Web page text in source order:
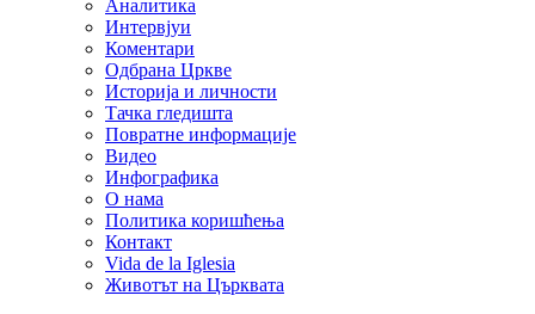
Аналитика
Интервјуи
Коментари
Одбрана Цркве
Историја и личности
Тачка гледишта
Повратне информације
Видео
Инфографика
О нама
Политика коришћења
Контакт
Vida de la Iglesia
Животът на Църквата